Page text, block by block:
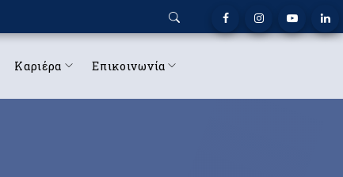
Καριέρα Επικοινωνία